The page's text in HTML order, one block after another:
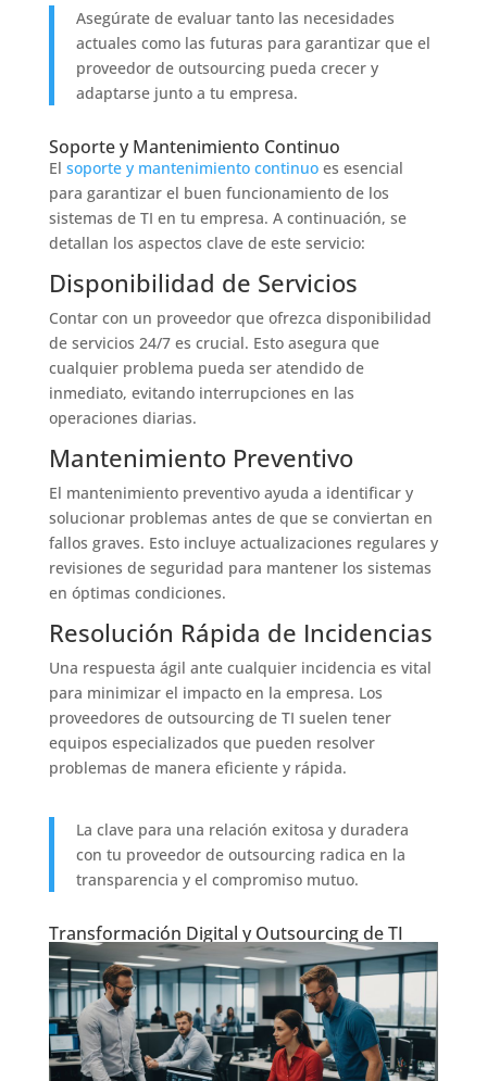
Asegúrate de evaluar tanto las necesidades
actuales como las futuras para garantizar que el
proveedor de outsourcing pueda crecer y
adaptarse junto a tu empresa.
Soporte y Mantenimiento Continuo
El soporte y mantenimiento continuoes esencial
para garantizar el buen funcionamiento de los
sistemas de TI en tu empresa. A continuación, se
detallan los aspectos clave de este servicio:
Disponibilidad de Servicios
Contar con un proveedor que ofrezca disponibilidad
de servicios 24/7 es crucial. Esto asegura que
cualquier problema pueda ser atendido de
inmediato, evitando interrupciones en las
operaciones diarias.
Mantenimiento Preventivo
El mantenimiento preventivo ayuda a identificar y
solucionar problemas antes de que se conviertan en
fallos graves. Esto incluye actualizaciones regulares y
revisiones de seguridad para mantener los sistemas
en óptimas condiciones.
Resolución Rápida de Incidencias
Una respuesta ágil ante cualquier incidencia es vital
para minimizar el impacto en la empresa. Los
proveedores de outsourcing de TI suelen tener
equipos especializados que pueden resolver
problemas de manera eficiente y rápida.
La clave para una relación exitosa y duradera
con tu proveedor de outsourcing radica en la
transparencia y el compromiso mutuo.
Transformación Digital y Outsourcing de TI